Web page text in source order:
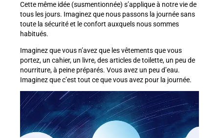
Cette même idée (susmentionnée) s’applique à notre vie de
tous les jours. Imaginez que nous passons la journée sans
toute la sécurité et le confort auxquels nous sommes
habitués.
Imaginez que vous n’avez que les vêtements que vous
portez, un cahier, un livre, des articles de toilette, un peu de
nourriture, à peine préparés. Vous avez un peu d’eau.
Imaginez que c’est tout ce que vous avez pour la journée.